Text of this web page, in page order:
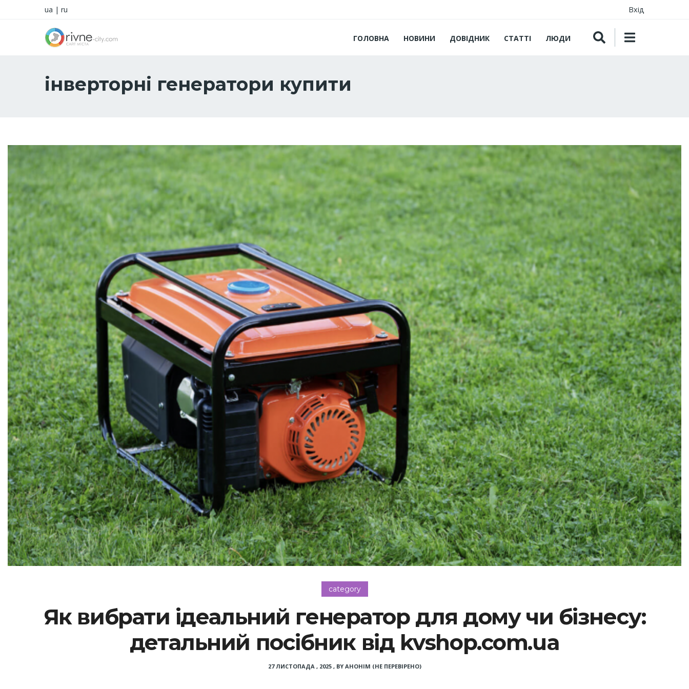
ua | ru Вхід
ГОЛОВНА НОВИНИ ДОВІДНИК СТАТТІ ЛЮДИ
інверторні генератори купити
category
Як вибрати ідеальний генератор для дому чи бізнесу:
детальний посібник від kvshop.com.ua
27 ЛИСТОПАДА , 2025, BY АНОНІМ (НЕ ПЕРЕВІРЕНО)